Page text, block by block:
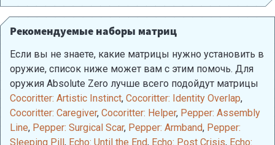
Рекомендуемые наборы матриц
Если вы не знаете, какие матрицы нужно установить в
оружие, список ниже может вам с этим помочь. Для
оружия Absolute Zero лучше всего подойдут матрицы
Cocoritter: Artistic Instinct, Cocoritter: Identity Overlap,
Cocoritter: Caregiver, Cocoritter: Helper, Pepper: Assembly
Line, Pepper: Surgical Scar, Pepper: Armband, Pepper:
Sleeping Pill, Echo: Until the End, Echo: Post Crisis, Echo: